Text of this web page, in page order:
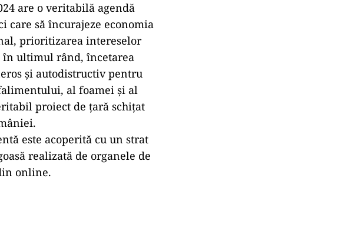
are o veritabilă agendă
care să încurajeze economia
prioritizarea intereselor
în ultimul rând, încetarea
și autodistructiv pentru
al foamei și al
proiect de țară schițat
este acoperită cu un strat
realizată de organele de
online.